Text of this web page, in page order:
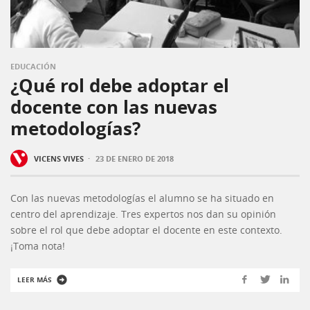
EDUCACIÓN
¿Qué rol debe adoptar el
docente con las nuevas
metodologías?
VICENS VIVES · 23 DE ENERO DE 2018
Con las nuevas metodologías el alumno se ha situado en
centro del aprendizaje. Tres expertos nos dan su opinión
sobre el rol que debe adoptar el docente en este contexto.
¡Toma nota!
LEER MÁS